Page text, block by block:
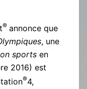
® annonce que
, une
sports en
2016) est
®4,